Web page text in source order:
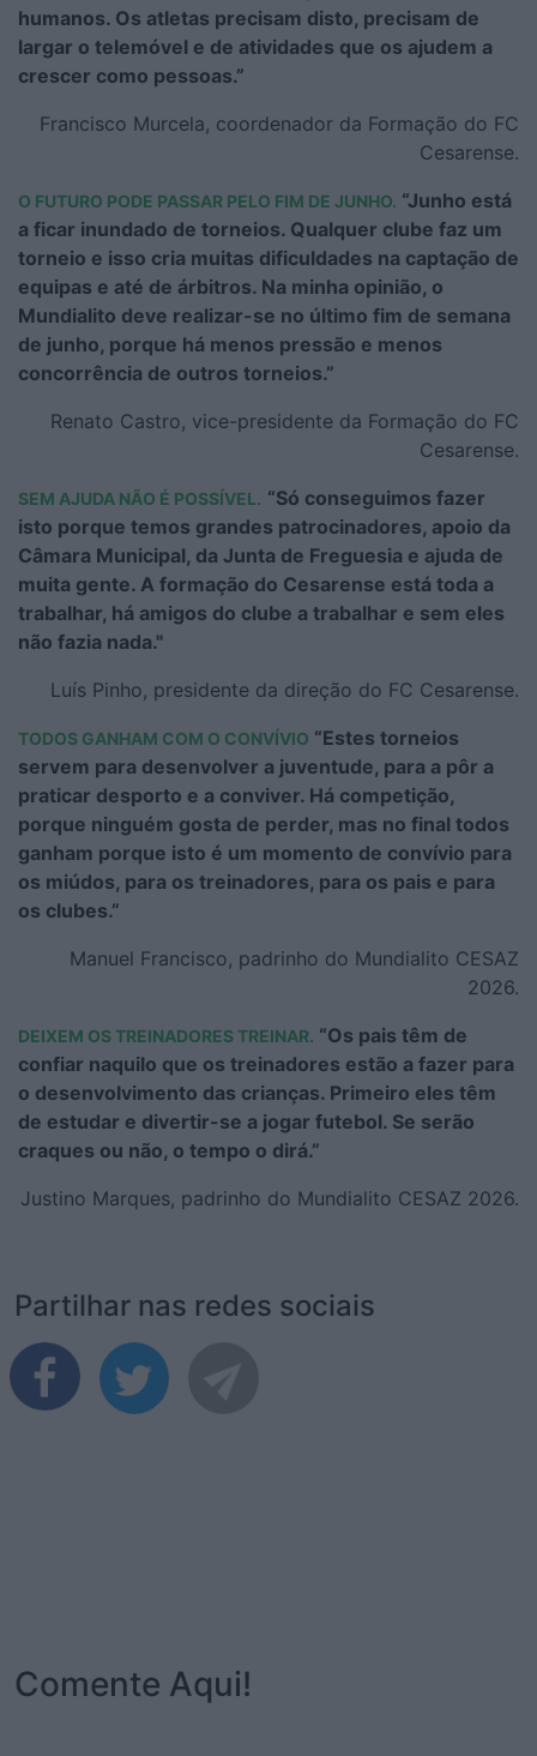
humanos. Os atletas precisam disto, precisam de
largar o telemóvel e de atividades que os ajudem a
crescer como pessoas.”
Francisco Murcela, coordenador da Formação do FC
Cesarense.
O FUTURO PODE PASSAR PELO FIM DE JUNHO. “Junho está
a ficar inundado de torneios. Qualquer clube faz um
torneio e isso cria muitas dificuldades na captação de
equipas e até de árbitros. Na minha opinião, o
Mundialito deve realizar-se no último fim de semana
de junho, porque há menos pressão e menos
concorrência de outros torneios.”
Renato Castro, vice-presidente da Formação do FC
Cesarense.
SEM AJUDA NÃO É POSSÍVEL. “Só conseguimos fazer
isto porque temos grandes patrocinadores, apoio da
Câmara Municipal, da Junta de Freguesia e ajuda de
muita gente. A formação do Cesarense está toda a
trabalhar, há amigos do clube a trabalhar e sem eles
não fazia nada."
Luís Pinho, presidente da direção do FC Cesarense.
TODOS GANHAM COM O CONVÍVIO “Estes torneios
servem para desenvolver a juventude, para a pôr a
praticar desporto e a conviver. Há competição,
porque ninguém gosta de perder, mas no final todos
ganham porque isto é um momento de convívio para
os miúdos, para os treinadores, para os pais e para
os clubes.”
Manuel Francisco, padrinho do Mundialito CESAZ
2026.
DEIXEM OS TREINADORES TREINAR. “Os pais têm de
confiar naquilo que os treinadores estão a fazer para
o desenvolvimento das crianças. Primeiro eles têm
de estudar e divertir-se a jogar futebol. Se serão
craques ou não, o tempo o dirá.”
Justino Marques, padrinho do Mundialito CESAZ 2026.
Partilhar nas redes sociais
Comente Aqui!